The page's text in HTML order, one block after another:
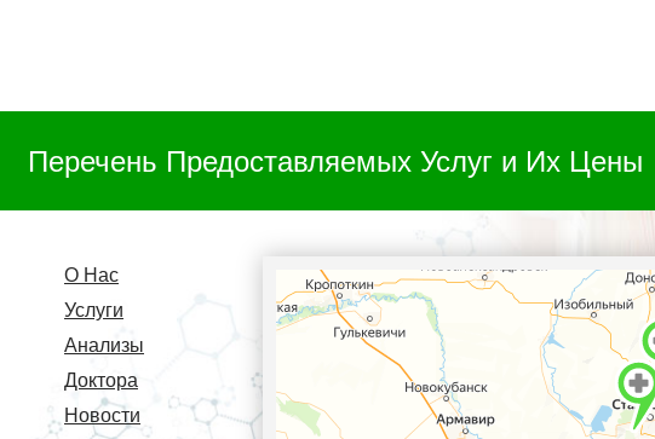
Перечень Предоставляемых Услуг и Их Цены
О Нас
Услуги
Анализы
Доктора
Новости